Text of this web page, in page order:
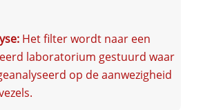
Het filter wordt naar een
laboratorium gestuurd waar
op de aanwezigheid